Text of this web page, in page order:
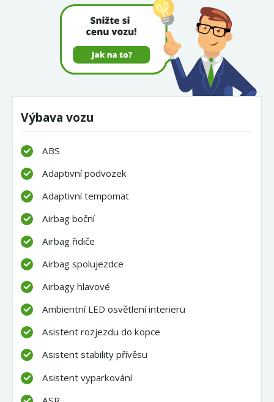
Výbava vozu
ABS
Adaptivní podvozek
Adaptivní tempomat
Airbag boční
Airbag řidiče
Airbag spolujezdce
Airbagy hlavové
Ambientní LED osvětlení interieru
Asistent rozjezdu do kopce
Asistent stability přívěsu
Asistent vyparkování